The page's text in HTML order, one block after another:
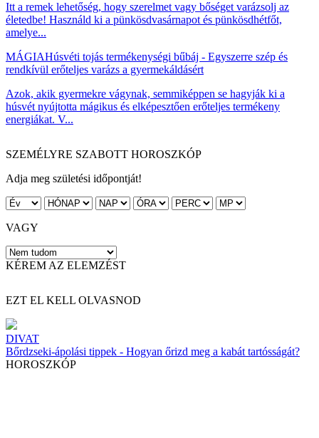
Itt a remek lehetőség, hogy szerelmet vagy bőséget varázsolj az
életedbe! Használd ki a pünkösdvasárnapot és pünkösdhétfőt,
amelye...
MÁGIAHúsvéti tojás termékenységi bűbáj - Egyszerre szép és
rendkívül erőteljes varázs a gyermekáldásért
Azok, akik gyermekre vágynak, semmiképpen se hagyják ki a
húsvét nyújtotta mágikus és elképesztően erőteljes termékeny
energiákat. V...
SZEMÉLYRE SZABOTT HOROSZKÓP
Adja meg születési időpontját!
VAGY
KÉREM AZ ELEMZÉST
EZT EL KELL OLVASNOD
DIVAT
Bőrdzseki-ápolási tippek - Hogyan őrizd meg a kabát tartósságát?
HOROSZKÓP